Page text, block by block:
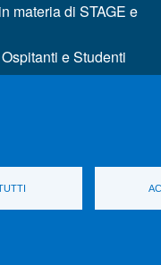
materia di STAGE e
e Studenti
AQ e monitoraggio